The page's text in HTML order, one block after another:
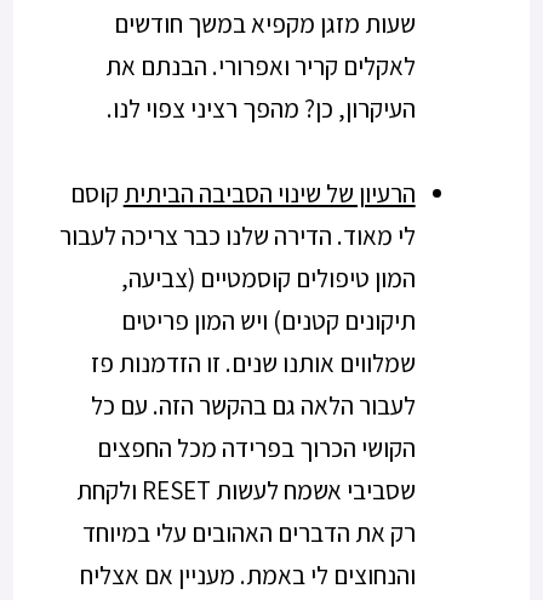
שעות מזגן מקפיא במשך חודשים
לאקלים קריר ואפרורי. הבנתם את
העיקרון, כן? מהפך רציני צפוי לנו.
הרעיון של שינוי הסביבה הביתיתקוסם
לי מאוד. הדירה שלנו כבר צריכה לעבור
המון טיפולים קוסמטיים (צביעה,
תיקונים קטנים) ויש המון פריטים
שמלווים אותנו שנים. זו הזדמנות פז
לעבור הלאה גם בהקשר הזה. עם כל
הקושי הכרוך בפרידה מכל החפצים
שסביבי אשמח לעשות RESET ולקחת
רק את הדברים האהובים עלי במיוחד
והנחוצים לי באמת. מעניין אם אצליח